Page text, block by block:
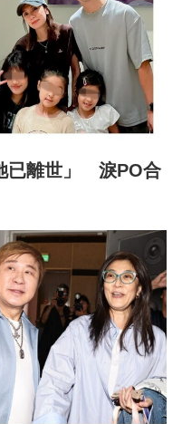
已離世」 淚PO合